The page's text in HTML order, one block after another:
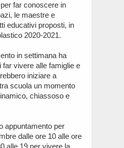
far conoscere in
le maestre e
educativi proposti, in
2020-2021.
in settimana ha
far vivere alle famiglie e
iniziare a
scuola un momento
chiassoso e
appuntamento per
dalle ore 10 alle ore